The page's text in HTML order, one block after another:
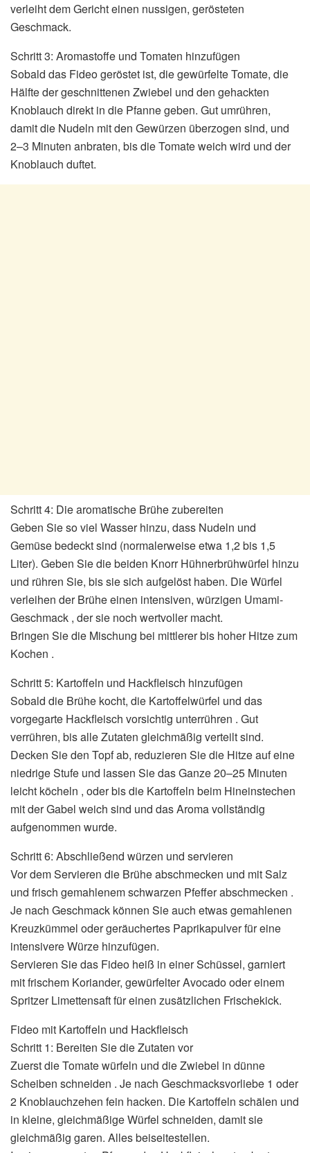
verleiht dem Gericht einen nussigen, gerösteten
Geschmack.
Schritt 3: Aromastoffe und Tomaten hinzufügen
Sobald das Fideo geröstet ist, die gewürfelte Tomate, die
Hälfte der geschnittenen Zwiebel und den gehackten
Knoblauch direkt in die Pfanne geben. Gut umrühren,
damit die Nudeln mit den Gewürzen überzogen sind, und
2–3 Minuten anbraten, bis die Tomate weich wird und der
Knoblauch duftet.
Schritt 4: Die aromatische Brühe zubereiten
Geben Sie so viel Wasser hinzu, dass Nudeln und
Gemüse bedeckt sind (normalerweise etwa 1,2 bis 1,5
Liter). Geben Sie die beiden Knorr Hühnerbrühwürfel hinzu
und rühren Sie, bis sie sich aufgelöst haben. Die Würfel
verleihen der Brühe einen intensiven, würzigen Umami-
Geschmack , der sie noch wertvoller macht.
Bringen Sie die Mischung bei mittlerer bis hoher Hitze zum
Kochen .
Schritt 5: Kartoffeln und Hackfleisch hinzufügen
Sobald die Brühe kocht, die Kartoffelwürfel und das
vorgegarte Hackfleisch vorsichtig unterrühren . Gut
verrühren, bis alle Zutaten gleichmäßig verteilt sind.
Decken Sie den Topf ab, reduzieren Sie die Hitze auf eine
niedrige Stufe und lassen Sie das Ganze 20–25 Minuten
leicht köcheln , oder bis die Kartoffeln beim Hineinstechen
mit der Gabel weich sind und das Aroma vollständig
aufgenommen wurde.
Schritt 6: Abschließend würzen und servieren
Vor dem Servieren die Brühe abschmecken und mit Salz
und frisch gemahlenem schwarzen Pfeffer abschmecken .
Je nach Geschmack können Sie auch etwas gemahlenen
Kreuzkümmel oder geräuchertes Paprikapulver für eine
intensivere Würze hinzufügen.
Servieren Sie das Fideo heiß in einer Schüssel, garniert
mit frischem Koriander, gewürfelter Avocado oder einem
Spritzer Limettensaft für einen zusätzlichen Frischekick.
Fideo mit Kartoffeln und Hackfleisch
Schritt 1: Bereiten Sie die Zutaten vor
Zuerst die Tomate würfeln und die Zwiebel in dünne
Scheiben schneiden . Je nach Geschmacksvorliebe 1 oder
2 Knoblauchzehen fein hacken. Die Kartoffeln schälen und
in kleine, gleichmäßige Würfel schneiden, damit sie
gleichmäßig garen. Alles beiseitestellen.